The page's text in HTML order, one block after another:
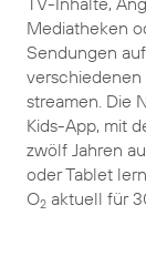
Mediatheken
Sendungen
streamen. Die
Kids-App, mit
zwölf Jahren
oder Tablet
O2aktuell für